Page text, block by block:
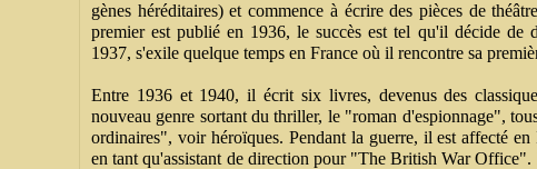
gènes héréditaires) et commence à écrire des pièces de
premier est publié en 1936, le succès est tel qu'il décide de
1937, s'exile quelque temps en France où il rencontre sa
Entre 1936 et 1940, il écrit six livres, devenus des
nouveau genre sortant du thriller, le "roman d'espionnage",
ordinaires", voir héroïques. Pendant la guerre, il est affecté
en tant qu'assistant de direction pour "The British War